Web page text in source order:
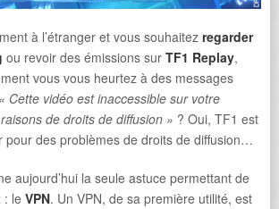
à l’étranger et vous souhaitez regarder
ou revoir des émissions sur TF1 Replay,
vous vous heurtez à des messages
« Cette vidéo est inaccessible sur votre
de droits de diffusion » ? Oui, TF1 est
pour des problèmes de droits de diffusion…
aujourd’hui la seule astuce permettant de
: le VPN. Un VPN, de sa première utilité, est